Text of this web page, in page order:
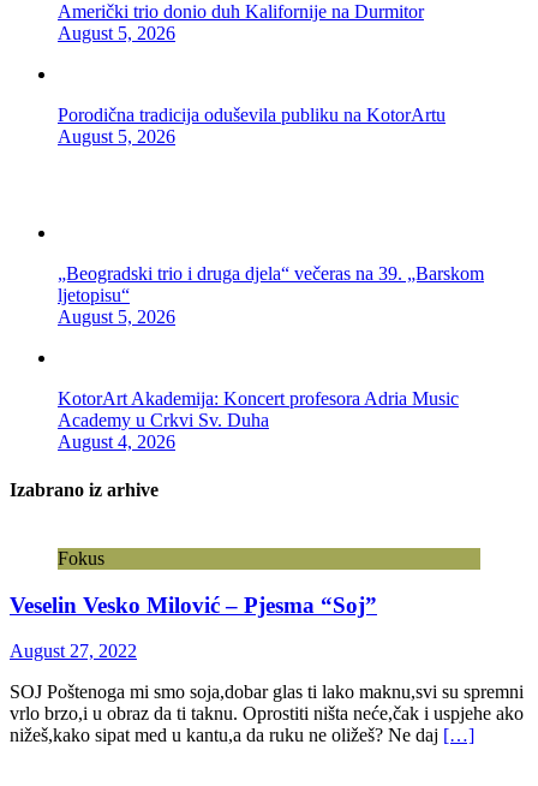
Američki trio donio duh Kalifornije na Durmitor
August 5, 2026
Porodična tradicija oduševila publiku na KotorArtu
August 5, 2026
„Beogradski trio i druga djela“ večeras na 39. „Barskom
ljetopisu“
August 5, 2026
KotorArt Akademija: Koncert profesora Adria Music
Academy u Crkvi Sv. Duha
August 4, 2026
Izabrano iz arhive
Fokus
Veselin Vesko Milović – Pjesma “Soj”
August 27, 2022
SOJ Poštenoga mi smo soja,dobar glas ti lako maknu,svi su spremni
vrlo brzo,i u obraz da ti taknu. Oprostiti ništa neće,čak i uspjehe ako
nižeš,kako sipat med u kantu,a da ruku ne oližeš? Ne daj […]